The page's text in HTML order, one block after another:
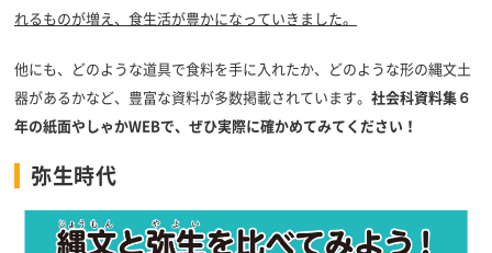
れる ものが増え、食生活が豊かになっていきました。
他にも、どのような道具で食料を手に入れたか、どのような形の縄文土
器があるかなど、豊富な資料が多数掲載されています。 社会科資料集６
年の紙面やしゃかWEBで、ぜひ実際に確かめてみてください！
弥生時代